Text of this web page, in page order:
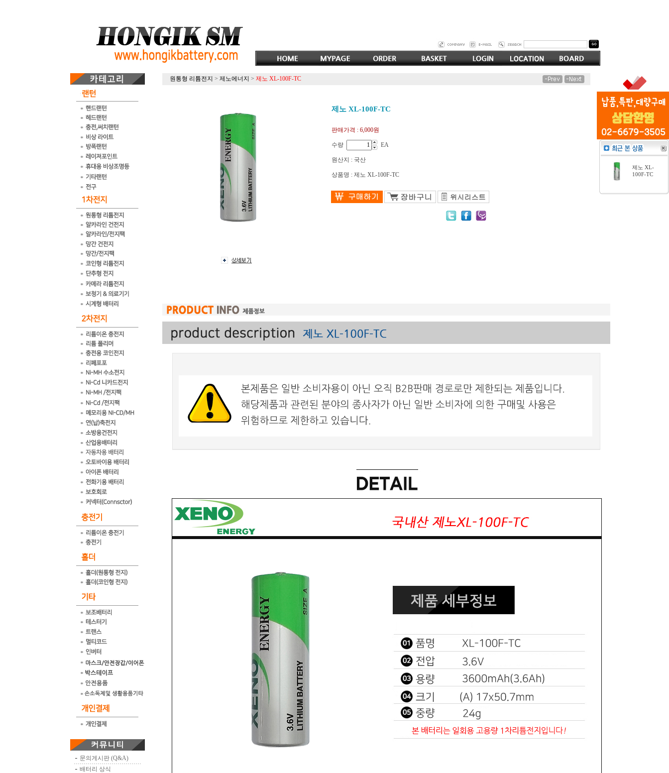
문의게시판 (Q&A)
배터리 상식
원통형 리튬전지 > 제노에너지 > 제노 XL-100F-TC
제노 XL-100F-TC
판매가격 : 6,000원
수량 EA
원산지 : 국산
상품명 : 제노 XL-100F-TC
제노 XL-
100F-TC